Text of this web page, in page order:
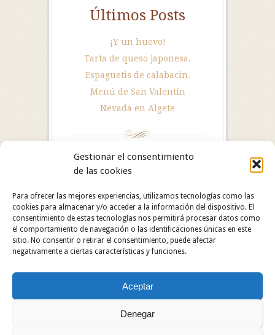
Gestionar el consentimiento
de las cookies
Para ofrecer las mejores experiencias, utilizamos tecnologías como las
cookies para almacenar y/o acceder a la información del dispositivo. El
consentimiento de estas tecnologías nos permitirá procesar datos como
el comportamiento de navegación o las identificaciones únicas en este
sitio. No consentir o retirar el consentimiento, puede afectar
negativamente a ciertas características y funciones.
Aceptar
Denegar
Últimos Posts
¡Y un huevo!
Tarta de queso japonesa.
Espaguetis de calabacín.
Menú de San Valentín
Nevada en Algete
Hotel Restaurante Asador Algete. C/ San Roque, 25.
28110 Algete (Madrid). Hotel: 91 628 29 05 /
Copyright © 2024 Hotel Restaurante Asador Algete.
Todos los derechos reservados.